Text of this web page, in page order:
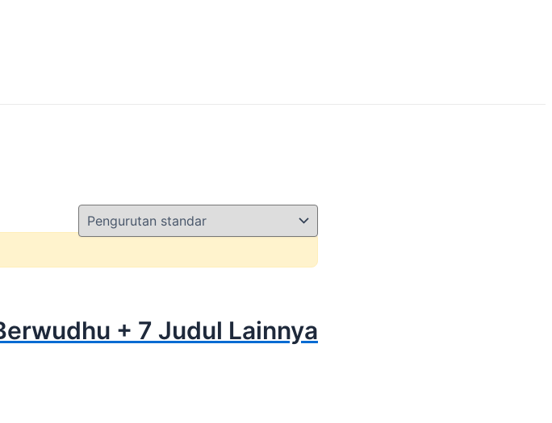
+ 7 Judul Lainnya